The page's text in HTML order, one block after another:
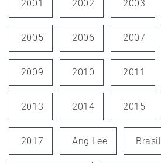
2001 2002 2003
2005 2006 2007
2009 2010 2011
2013 2014 2015
2017 Ang Lee Brasil